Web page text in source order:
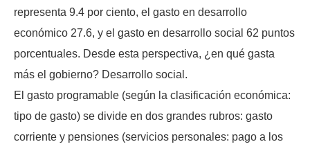
representa 9.4 por ciento, el gasto en desarrollo
económico 27.6, y el gasto en desarrollo social 62 puntos
porcentuales. Desde esta perspectiva, ¿en qué gasta
más el gobierno? Desarrollo social.
El gasto programable (según la clasificación económica:
tipo de gasto) se divide en dos grandes rubros: gasto
corriente y pensiones (servicios personales: pago a los